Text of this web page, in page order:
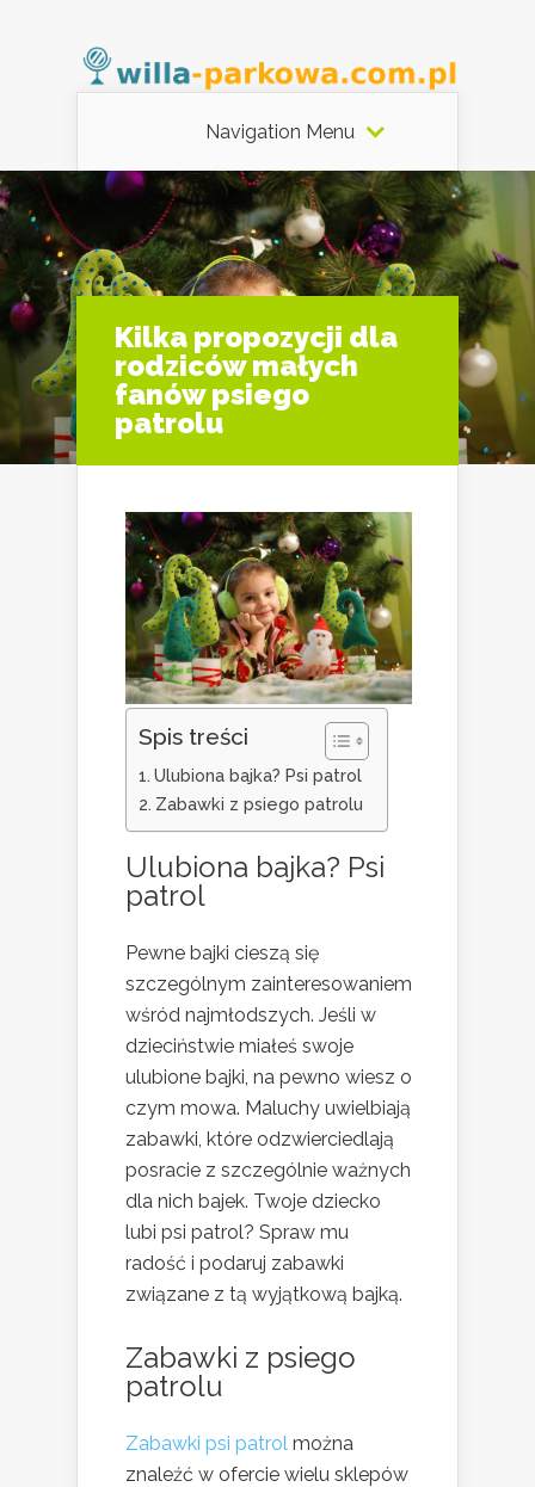
Navigation Menu
Kilka propozycji dla
rodziców małych
fanów psiego
patrolu
Spis treści
Ulubiona bajka? Psi patrol
Zabawki z psiego patrolu
Ulubiona bajka? Psi
patrol
Pewne bajki cieszą się
szczególnym zainteresowaniem
wśród najmłodszych. Jeśli w
dzieciństwie miałeś swoje
ulubione bajki, na pewno wiesz o
czym mowa. Maluchy uwielbiają
zabawki, które odzwierciedlają
posracie z szczególnie ważnych
dla nich bajek. Twoje dziecko
lubi psi patrol? Spraw mu
radość i podaruj zabawki
związane z tą wyjątkową bajką.
Zabawki z psiego
patrolu
Zabawki psi patrol można
znaleźć w ofercie wielu sklepów